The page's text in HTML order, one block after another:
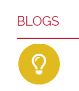
BLOGS